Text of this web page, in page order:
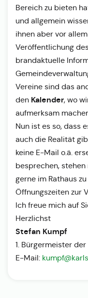
Bereich zu bieten
und allgemein
ihnen aber vor
Veröffentlichung
brandaktuelle
Vereine sind das
den Kalender, wo
aufmerksam
Nun ist es so, dass
auch die Realität
keine E-Mail o.ä.
besprechen,
gerne im Rathaus
Öffnungszeiten zur
Ich freue mich auf
Herzlichst
Stefan Kumpf
1. Bürgermeister
E-Mail: